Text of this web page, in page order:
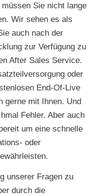
Sie nicht lange
Wir sehen es als
auch nach der
zur Verfügung zu
After Sales Service.
oder
End-Of-Live
gerne mit Ihnen. Und
Fehler. Aber auch
um eine schnelle
oder
unserer Fragen zu
durch die